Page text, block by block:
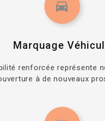
Marquage
renforcée représente
à de nouveaux